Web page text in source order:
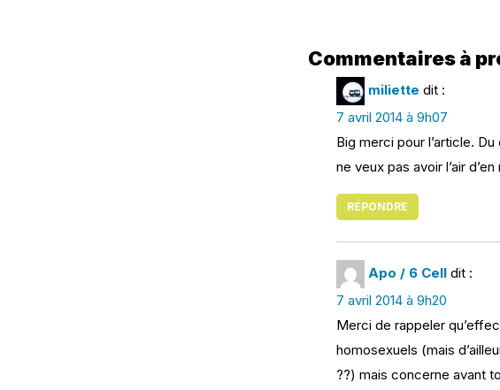
Commentaires à
miliette dit :
7 avril 2014 à 9h07
Big merci pour l’article.
ne veux pas avoir l’air
RÉPONDRE
Apo / 6 Cell dit :
7 avril 2014 à 9h20
Merci de rappeler
homosexuels (mais
??) mais concerne avant